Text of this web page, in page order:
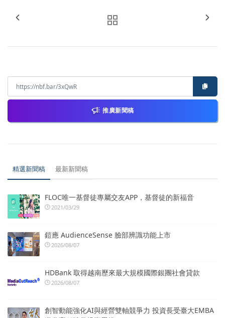
推廣新聞稿
精選新聞稿 最新新聞稿
FLOC唯一基督徒專屬交友APP，基督徒的新福音
2021/03/29
鎧應 AudienceSense 臉部辨識功能上市
2026/08/07
HDBank 取得越南歷來最大規模國際銀團社會貸款
2026/08/07
創智動能強化AI與經營雙軸競爭力 投資長受臺大EMBA